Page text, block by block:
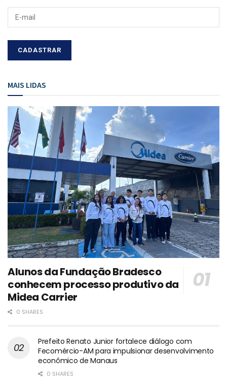
MAIS LIDAS
Alunos da Fundação Bradesco
conhecem processo produtivo da
Midea Carrier
0 SHARES
Prefeito Renato Junior fortalece diálogo com
Fecomércio-AM para impulsionar desenvolvimento
econômico de Manaus
0 SHARES